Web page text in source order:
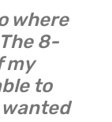
where
8-
my
to